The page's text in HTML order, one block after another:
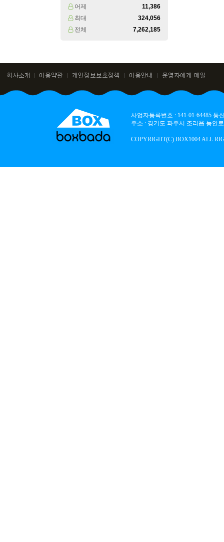
어제
11,386
최대
324,056
전체
7,262,185
사업자등록번호 : 141-01-64485
주소 : 경기도 파주시 조리읍 능안
COPYRIGHT(C) BOX1004 ALL